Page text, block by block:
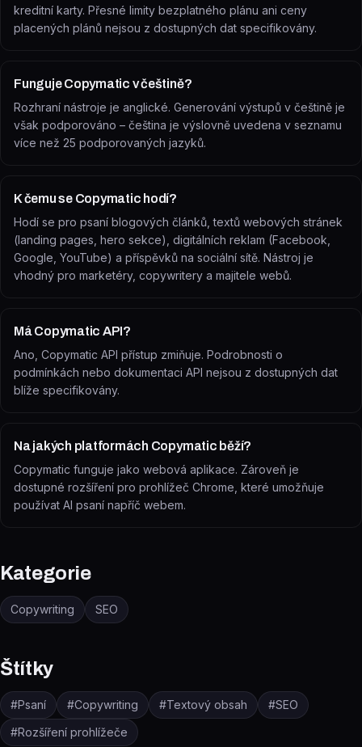
kreditní karty. Přesné limity bezplatného plánu ani ceny
placených plánů nejsou z dostupných dat specifikovány.
Funguje Copymatic v češtině?
Rozhraní nástroje je anglické. Generování výstupů v češtině je
však podporováno – čeština je výslovně uvedena v seznamu
více než 25 podporovaných jazyků.
K čemu se Copymatic hodí?
Hodí se pro psaní blogových článků, textů webových stránek
(landing pages, hero sekce), digitálních reklam (Facebook,
Google, YouTube) a příspěvků na sociální sítě. Nástroj je
vhodný pro marketéry, copywritery a majitele webů.
Má Copymatic API?
Ano, Copymatic API přístup zmiňuje. Podrobnosti o
podmínkách nebo dokumentaci API nejsou z dostupných dat
blíže specifikovány.
Na jakých platformách Copymatic běží?
Copymatic funguje jako webová aplikace. Zároveň je
dostupné rozšíření pro prohlížeč Chrome, které umožňuje
používat AI psaní napříč webem.
Kategorie
Copywriting SEO
Štítky
#Psaní #Copywriting #Textový obsah #SEO
#Rozšíření prohlížeče